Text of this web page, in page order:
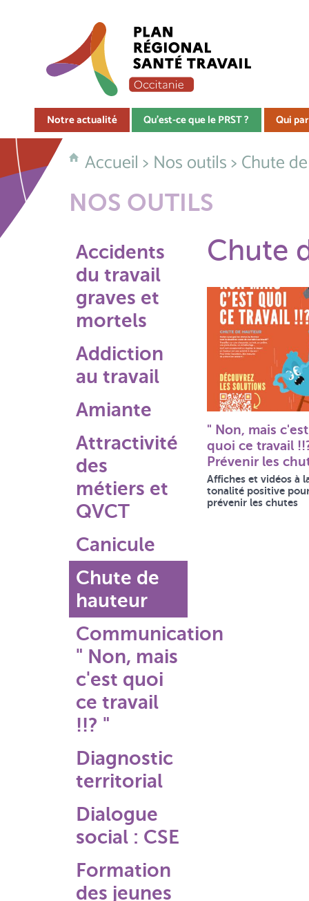
Notre actualité Qu'est-ce que le PRST ? Qui
Accueil> Nos outils> Chute
NOS OUTILS
Accidents
du travail
graves et
mortels
Addiction
au travail
Amiante
Attractivité
des
métiers et
QVCT
Canicule
Chute de
hauteur
Communication
" Non, mais
c'est quoi
ce travail
!!? "
Diagnostic
territorial
Dialogue
social : CSE
Formation
des jeunes
Chute
" Non, mais c'est
quoi ce travail
Prévenir les
Affiches et vidéos à
tonalité positive
prévenir les chutes